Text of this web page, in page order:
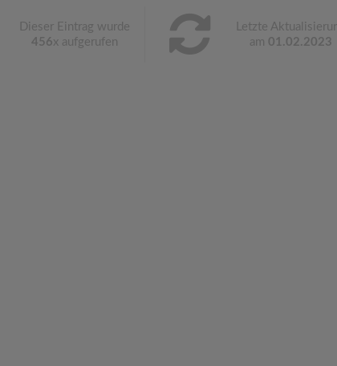
Dieser Eintrag wurde
456x aufgerufen
Letzte
am 01.02.2023